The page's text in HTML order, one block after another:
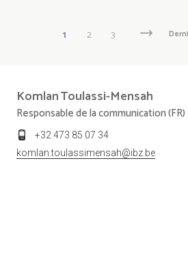
Page
1 Page
2 Page
3
Page
Next
KomlanToulassi-Mensah
Responsable de la communication (FR)
+32 473 85 07 34
komlan.toulassimensah@ibz.be